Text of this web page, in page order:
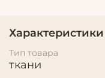
Характеристики
Тип товара
ткани